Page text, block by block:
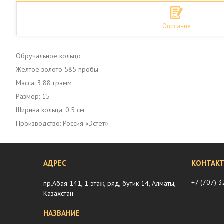
Описание
Обручальное кольцо
Жёлтое золото 585 пробы
Масса: 3,88 грамм
Размер: 15
Ширина кольца: 0,5 см
Производство: Россия «Эстет»
пр.Абая 141, 1 этаж, ряд, бутик 14, Алматы,
Казахстан
+7 (707)